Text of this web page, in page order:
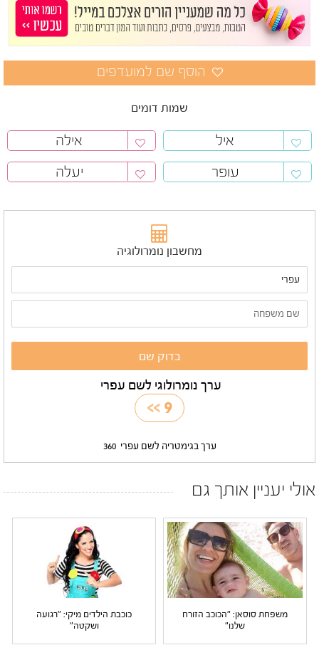
שמות דומים
איל
אילה
עופר
יעלה
מחשבון נומרולוגיה
ערך נומרולוגי לשם עפרי
9
>>
ערך בגימטריה לשם עפרי 360
אולי יעניין אותך גם
משפחת סוסאן: "הכוכב הזורח
שלנו"
כוכבת הילדים מיקי: "רגועה
ושקטה"